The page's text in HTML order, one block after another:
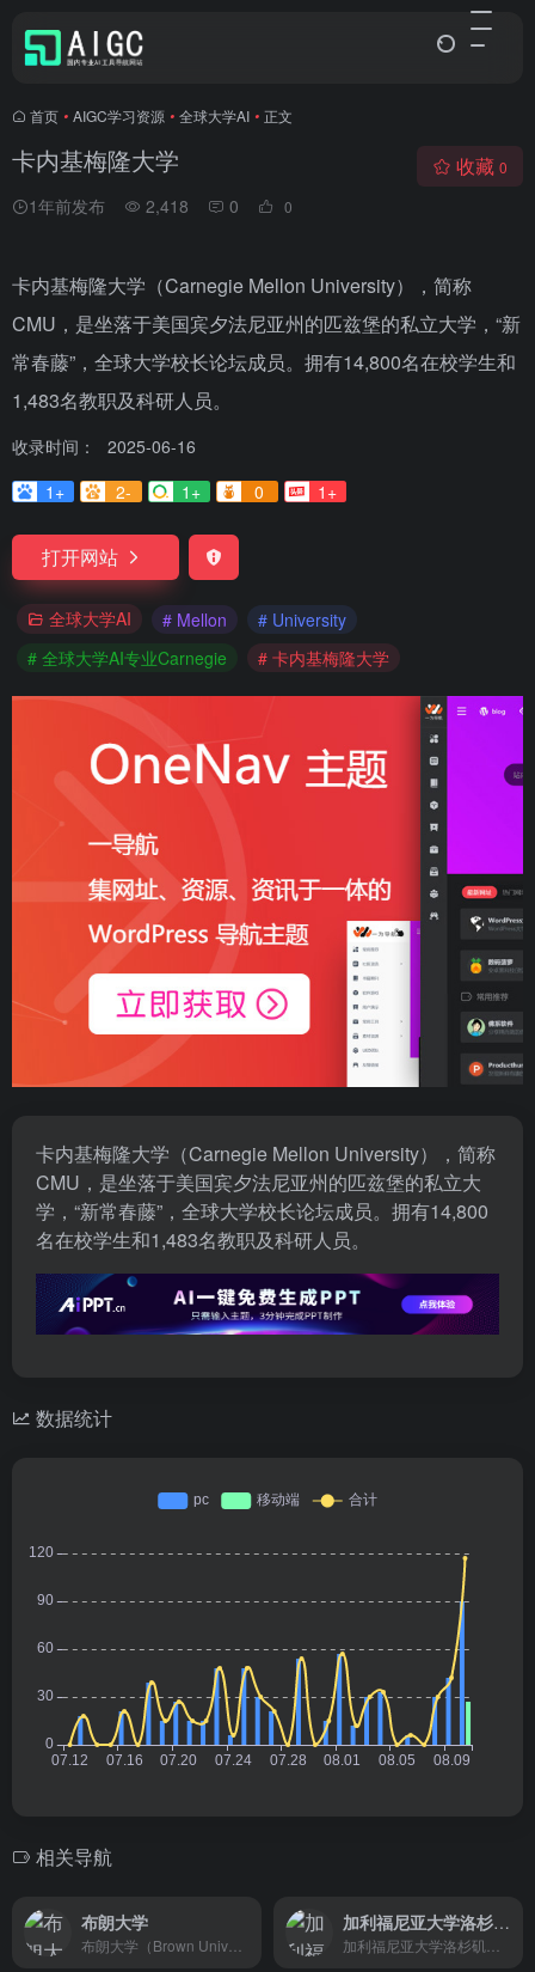
首页 • AIGC学习资源 • 全球大学AI • 正文
卡内基梅隆大学
1年前发布 2,418 0 0
收藏 0
卡内基梅隆大学（Carnegie Mellon University），简称
CMU，是坐落于美国宾夕法尼亚州的匹兹堡的私立大学，“新
常春藤”，全球大学校长论坛成员。拥有14,800名在校学生和
1,483名教职及科研人员。
收录时间：
2025-06-16
1+
2- 1+ 0 1+
打开网站
全球大学AI # Mellon
# University
# 全球大学AI专业Carnegie
# 卡内基梅隆大学
卡内基梅隆大学（Carnegie Mellon University），简称
CMU，是坐落于美国宾夕法尼亚州的匹兹堡的私立大
学，“新常春藤”，全球大学校长论坛成员。拥有14,800
名在校学生和1,483名教职及科研人员。
数据统计
相关导航
布朗大学 加利福尼亚大学洛杉矶分校